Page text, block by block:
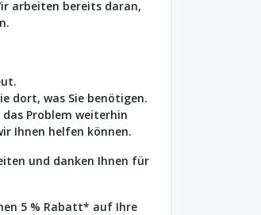
arbeiten bereits daran,
dort, was Sie benötigen.
das Problem weiterhin
Ihnen helfen können.
und danken Ihnen für
5 % Rabatt* auf Ihre